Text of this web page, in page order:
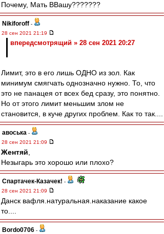
Почему, Мать ВВашу???????
Nikiforoff -
28 сен 2021 21:19
впередсмотрящий » 28 сен 2021 20:27
Лимит, это в его лишь ОДНО из зол. Как
минимум смягчать однозначно нужно. То, что
это не панацея от всех бед сразу, это понятно.
Но от этого лимит меньшим злом не
становится, в куче других проблем. Как то так....
авоська -
28 сен 2021 21:09
Жентяй
Незыгарь это хорошо или плохо?
Спартачек-Казачек! -
28 сен 2021 21:09
Данск вафля.натуральная.наказание какое
то....
Bordo0706 -